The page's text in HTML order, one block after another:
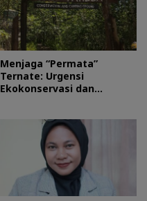
Menjaga “Permata”
Ternate: Urgensi
Ekokonservasi dan